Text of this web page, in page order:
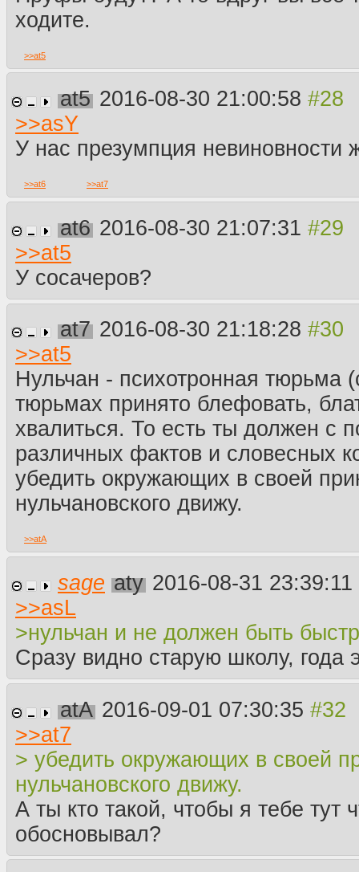
ходите.
>>at5
at5 2016-08-30 21:00:58
>>asY
У нас презумпция невиновности
>>at6 >>at7
at6 2016-08-30 21:07:31
>>at5
У сосачеров?
at7 2016-08-30 21:18:28
>>at5
Нульчан - психотронная тюрьма
тюрьмах принято блефовать,
хвалиться. То есть ты должен с
различных фактов и словесных
убедить окружающих в своей
нульчановского движу.
>>atA
sage aty 2016-08-31 23:39:11
>>asL
>нульчан и не должен быть
Сразу видно старую школу, года
atA 2016-09-01 07:30:35
>>at7
> убедить окружающих в своей
нульчановского движу.
А ты кто такой, чтобы я тебе тут
обосновывал?